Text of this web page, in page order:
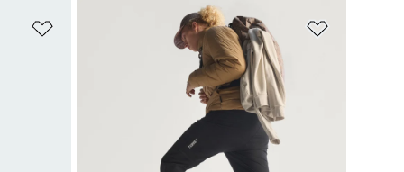
Zur Wunschliste hinzufügen